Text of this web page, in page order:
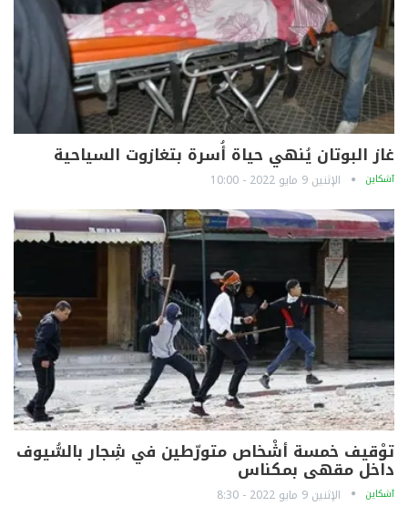
غاز البوتان يُنهي حياة أُسرة بتغازوت السياحية
آشكاين الإثنين 9 مايو 2022 - 10:00
توْقيف خمسة أشْخاص متورّطين في شِجار بالسُّيوف
داخل مقهى بمكناس
آشكاين الإثنين 9 مايو 2022 - 8:30